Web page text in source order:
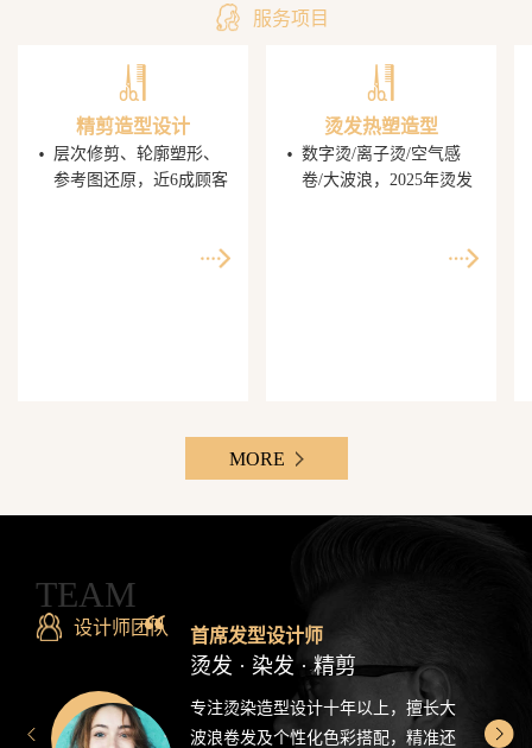
服务项目
精剪造型设计
· 层次修剪、轮廓塑形、
参考图还原，近6成顾客
烫发热塑造型
· 数字烫/离子烫/空气感
卷/大波浪，2025年烫发
世代最爱分享的发型设
MORE
TEAM
设计师团队 首席发型设计师
烫发 · 染发 · 精剪
专注烫染造型设计十年以上，擅长大
波浪卷发及个性化色彩搭配，精准还